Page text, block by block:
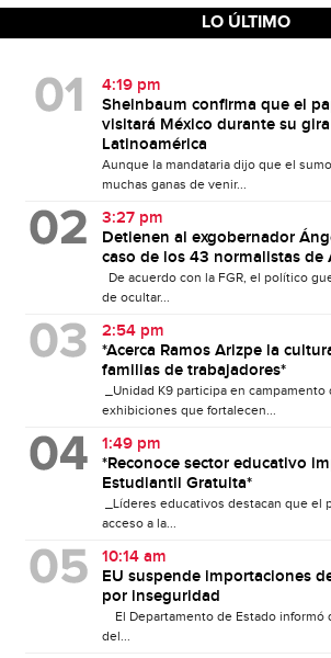
LO ÚLTIMO
4:19 pm
Sheinbaum confirma que el
visitará México durante su
Latinoamérica
Aunque la mandataria dijo que el
muchas ganas de venir...
3:27 pm
Detienen al exgobernador
caso de los 43 normalistas de
De acuerdo con la FGR, el político
de ocultar...
2:54 pm
*Acerca Ramos Arizpe la
familias de trabajadores*
_Unidad K9 participa en campamento
exhibiciones que fortalecen...
1:49 pm
*Reconoce sector educativo
Estudiantil Gratuita*
_Líderes educativos destacan que el
acceso a la...
10:14 am
EU suspende importaciones
por inseguridad
El Departamento de Estado informó
del...